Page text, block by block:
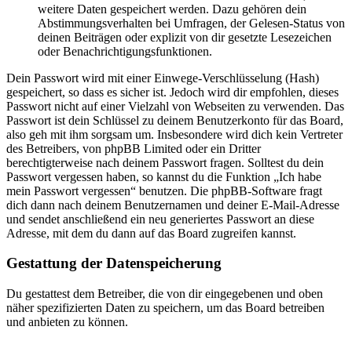
weitere Daten gespeichert werden. Dazu gehören dein
Abstimmungsverhalten bei Umfragen, der Gelesen-Status von
deinen Beiträgen oder explizit von dir gesetzte Lesezeichen
oder Benachrichtigungsfunktionen.
Dein Passwort wird mit einer Einwege-Verschlüsselung (Hash)
gespeichert, so dass es sicher ist. Jedoch wird dir empfohlen, dieses
Passwort nicht auf einer Vielzahl von Webseiten zu verwenden. Das
Passwort ist dein Schlüssel zu deinem Benutzerkonto für das Board,
also geh mit ihm sorgsam um. Insbesondere wird dich kein Vertreter
des Betreibers, von phpBB Limited oder ein Dritter
berechtigterweise nach deinem Passwort fragen. Solltest du dein
Passwort vergessen haben, so kannst du die Funktion „Ich habe
mein Passwort vergessen“ benutzen. Die phpBB-Software fragt
dich dann nach deinem Benutzernamen und deiner E-Mail-Adresse
und sendet anschließend ein neu generiertes Passwort an diese
Adresse, mit dem du dann auf das Board zugreifen kannst.
Gestattung der Datenspeicherung
Du gestattest dem Betreiber, die von dir eingegebenen und oben
näher spezifizierten Daten zu speichern, um das Board betreiben
und anbieten zu können.